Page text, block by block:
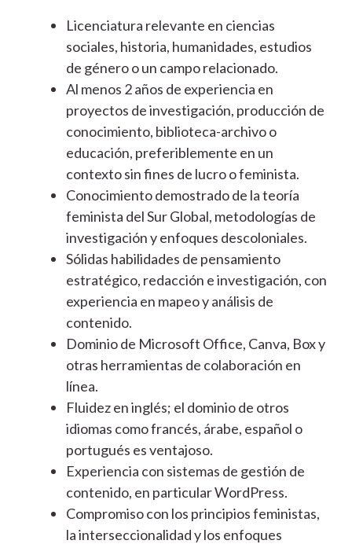
Licenciatura relevante en ciencias
sociales, historia, humanidades, estudios
de género o un campo relacionado.
Al menos 2 años de experiencia en
proyectos de investigación, producción de
conocimiento, biblioteca-archivo o
educación, preferiblemente en un
contexto sin fines de lucro o feminista.
Conocimiento demostrado de la teoría
feminista del Sur Global, metodologías de
investigación y enfoques descoloniales.
Sólidas habilidades de pensamiento
estratégico, redacción e investigación, con
experiencia en mapeo y análisis de
contenido.
Dominio de Microsoft Office, Canva, Box y
otras herramientas de colaboración en
línea.
Fluidez en inglés; el dominio de otros
idiomas como francés, árabe, español o
portugués es ventajoso.
Experiencia con sistemas de gestión de
contenido, en particular WordPress.
Compromiso con los principios feministas,
la interseccionalidad y los enfoques